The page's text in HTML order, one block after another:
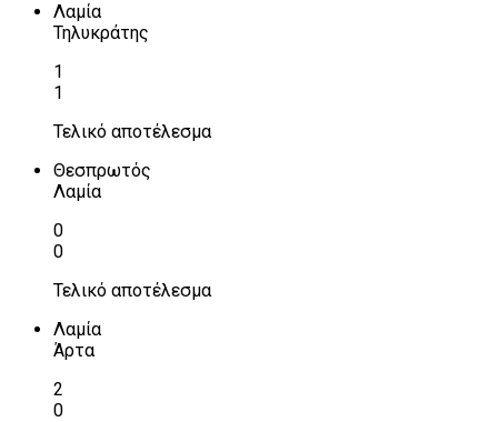
Λαμία
Τηλυκράτης
1
1
Τελικό αποτέλεσμα
Θεσπρωτός
Λαμία
0
0
Τελικό αποτέλεσμα
Λαμία
Άρτα
2
0